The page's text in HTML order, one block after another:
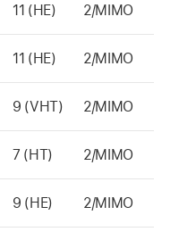
11 (HE) 2/MIMO
11 (HE) 2/MIMO
9 (VHT) 2/MIMO
7 (HT) 2/MIMO
9 (HE) 2/MIMO